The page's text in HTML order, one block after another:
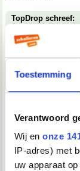
Toestemming
Verantwoord
Wij en onze
IP-adres) met
uw apparaat
TopDrop schreef:
Grutjes.
Verwijderd
oh noes topdrop!
19-02-2008, 14:56